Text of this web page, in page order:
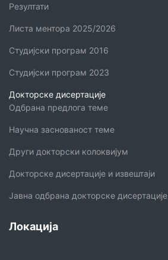
Резултати
Листа ментора 2025/2026
Студијски програм 2016
Студијски програм 2023
Докторске дисертације
Одбрана предлога теме
Научна заснованост теме
Други докторски колоквијум
Докторске дисертације и извештаји
Јавна одбрана докторске дисертације
Локација